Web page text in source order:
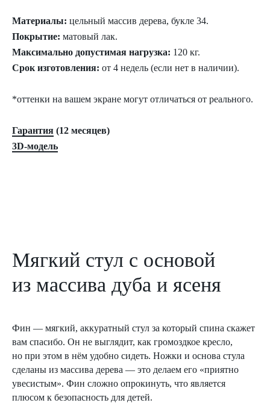
Материалы: цельный массив дерева, букле 34.
Покрытие: матовый лак.
Максимально допустимая нагрузка: 120 кг.
Срок изготовления: от 4 недель (если нет в наличии).
*оттенки на вашем экране могут отличаться от реального.
Гарантия (12 месяцев)
3D-модель
Мягкий стул с основой
из массива дуба и ясеня
Фин — мягкий, аккуратный стул за который спина скажет
вам спасибо. Он не выглядит, как громоздкое кресло,
но при этом в нём удобно сидеть. Ножки и основа стула
сделаны из массива дерева — это делаем его «приятно
увесистым». Фин сложно опрокинуть, что является
плюсом к безопасность для детей.